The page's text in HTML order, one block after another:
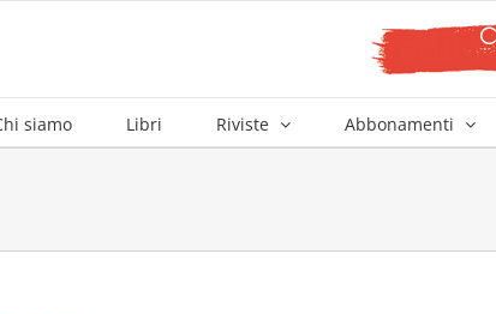
siamo Libri Riviste Abbonamenti